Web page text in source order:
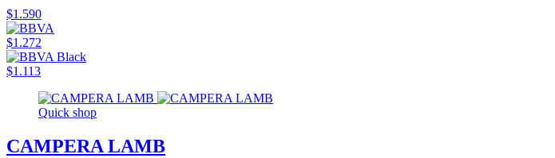
$1.590
$1.272
$1.113
Quick shop
CAMPERA LAMB